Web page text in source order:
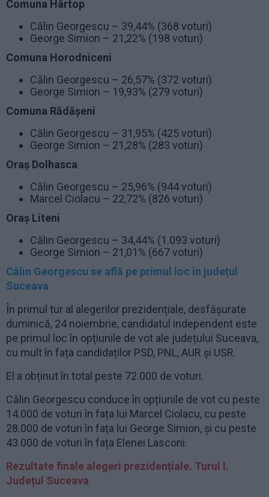
Comuna Hârtop
Călin Georgescu – 39,44% (368 voturi)
George Simion – 21,22% (198 voturi)
Comuna Horodniceni
Călin Georgescu – 26,57% (372 voturi)
George Simion – 19,93% (279 voturi)
Comuna Rădășeni
Călin Georgescu – 31,95% (425 voturi)
George Simion – 21,28% (283 voturi)
Oraș Dolhasca
Călin Georgescu – 25,96% (944 voturi)
Marcel Ciolacu – 22,72% (826 voturi)
Oraș Liteni
Călin Georgescu – 34,44% (1.093 voturi)
George Simion – 21,01% (667 voturi)
Călin Georgescu se află pe primul loc în județul
Suceava
În primul tur al alegerilor prezidențiale, desfășurate
duminică, 24 noiembrie, candidatul independent este
pe primul loc în opțiunile de vot ale județului Suceava,
cu mult în fața candidaților PSD, PNL, AUR și USR.
El a obținut în total peste 72.000 de voturi.
Călin Georgescu conduce în opțiunile de vot cu peste
14.000 de voturi în fața lui Marcel Ciolacu, cu peste
28.000 de voturi în fața lui George Simion, și cu peste
43.000 de voturi în fața Elenei Lasconi.
Rezultate finale alegeri prezidențiale. Turul I.
Județul Suceava